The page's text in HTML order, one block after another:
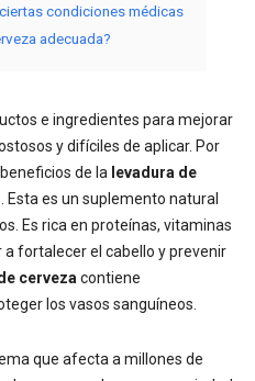
condiciones médicas
adecuada?
e ingredientes para mejorar
y difíciles de aplicar. Por
de la levadura de
. Esta es un suplemento natural
Es rica en proteínas, vitaminas
fortalecer el cabello y prevenir
cerveza contiene
los vasos sanguíneos.
que afecta a millones de